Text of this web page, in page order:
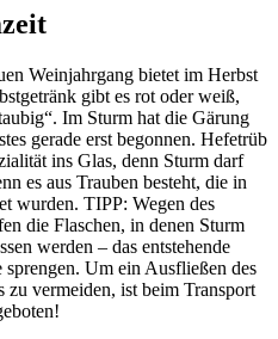
Weinjahrgang bietet im Herbst
gibt es rot oder weiß,
Im Sturm hat die Gärung
gerade erst begonnen. Hefetrüb
ins Glas, denn Sturm darf
es aus Trauben besteht, die in
wurden. TIPP: Wegen des
die Flaschen, in denen Sturm
werden – das entstehende
Um ein Ausfließen des
zu vermeiden, ist beim Transport